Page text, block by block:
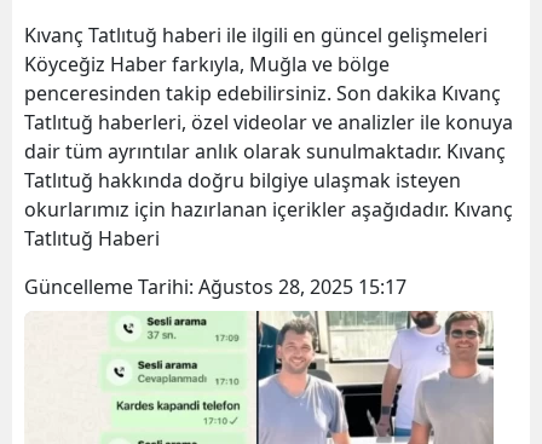
Kıvanç Tatlıtuğ haberi ile ilgili en güncel gelişmeleri
Köyceğiz Haber farkıyla, Muğla ve bölge
penceresinden takip edebilirsiniz. Son dakika Kıvanç
Tatlıtuğ haberleri, özel videolar ve analizler ile konuya
dair tüm ayrıntılar anlık olarak sunulmaktadır. Kıvanç
Tatlıtuğ hakkında doğru bilgiye ulaşmak isteyen
okurlarımız için hazırlanan içerikler aşağıdadır. Kıvanç
Tatlıtuğ Haberi
Güncelleme Tarihi: Ağustos 28, 2025 15:17